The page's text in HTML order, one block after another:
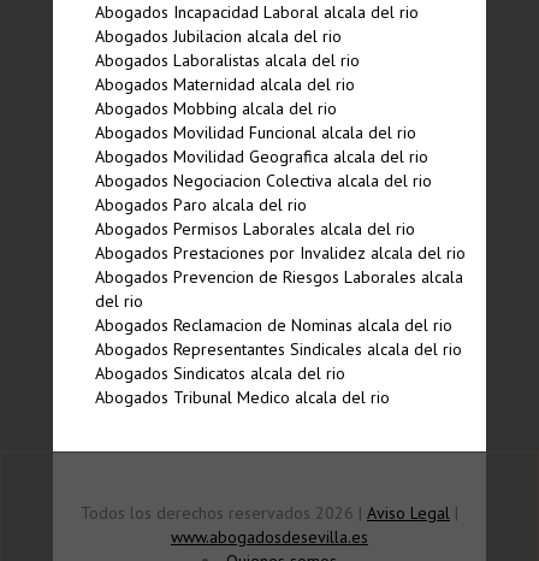
Abogados Incapacidad Laboral alcala del rio
Abogados Jubilacion alcala del rio
Abogados Laboralistas alcala del rio
Abogados Maternidad alcala del rio
Abogados Mobbing alcala del rio
Abogados Movilidad Funcional alcala del rio
Abogados Movilidad Geografica alcala del rio
Abogados Negociacion Colectiva alcala del rio
Abogados Paro alcala del rio
Abogados Permisos Laborales alcala del rio
Abogados Prestaciones por Invalidez alcala del rio
Abogados Prevencion de Riesgos Laborales alcala
del rio
Abogados Reclamacion de Nominas alcala del rio
Abogados Representantes Sindicales alcala del rio
Abogados Sindicatos alcala del rio
Abogados Tribunal Medico alcala del rio
Todos los derechos reservados 2026 | Aviso Legal |
www.abogadosdesevilla.es